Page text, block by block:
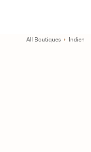
Return to Nav
All Boutiques Indien